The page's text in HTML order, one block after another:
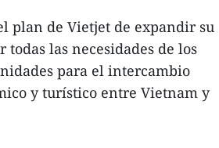
plan de Vietjet de expandir su
las necesidades de los
para el intercambio
y turístico entre Vietnam y